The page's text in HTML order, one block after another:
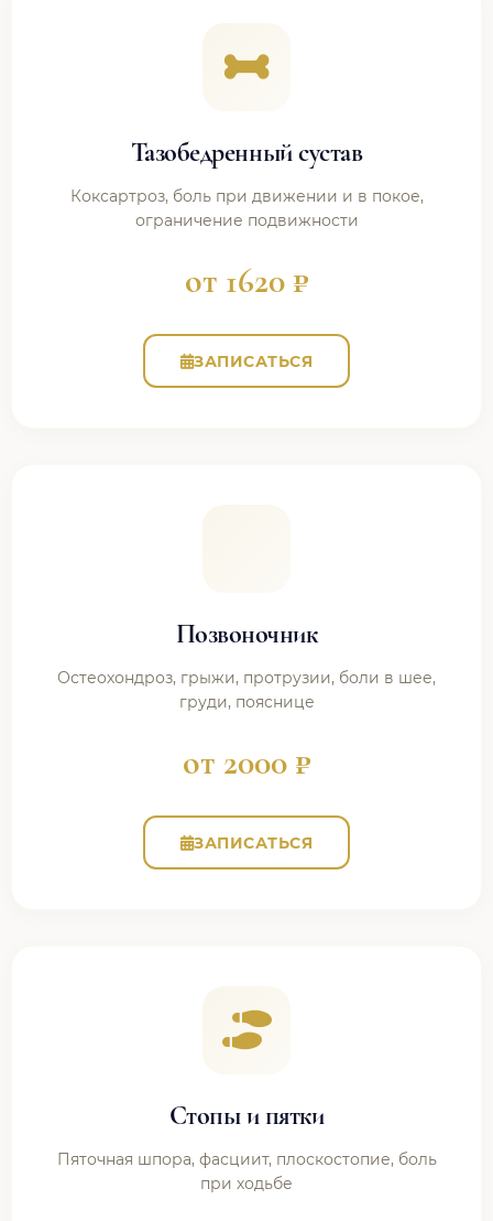
Тазобедренный сустав
Коксартроз, боль при движении и в покое,
ограничение подвижности
от 1620 ₽
ЗАПИСАТЬСЯ
Позвоночник
Остеохондроз, грыжи, протрузии, боли в шее,
груди, пояснице
от 2000 ₽
ЗАПИСАТЬСЯ
Стопы и пятки
Пяточная шпора, фасциит, плоскостопие, боль
при ходьбе